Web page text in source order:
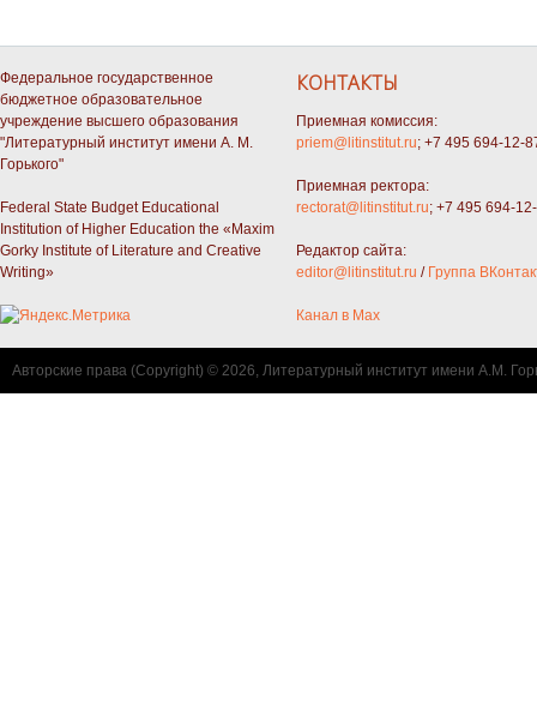
Федеральное государственное
бюджетное образовательное
учреждение высшего образования
"Литературный институт имени А. М.
Горького"
Federal State Budget Educational
Institution of Higher Education the «Maxim
Gorky Institute of Literature and Creative
Writing»
КОНТАКТЫ
Приемная комиссия:
priem@litinstitut.ru; +7 495 694-12-
Приемная ректора:
rectorat@litinstitut.ru; +7 495 694-
Редактор сайта:
editor@litinstitut.ru / Группа
Канал в Max
Авторские права (Copyright) © 2026, Литературный институт имени А.М.